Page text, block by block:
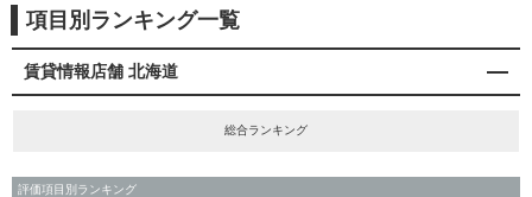
項目別ランキング一覧
賃貸情報店舗 北海道
総合ランキング
評価項目別ランキング